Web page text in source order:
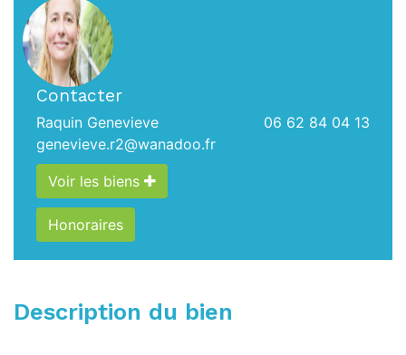
Contacter
Raquin Genevieve
06 62 84 04 13
genevieve.r2@wanadoo.fr
Voir les biens
Honoraires
Description du bien